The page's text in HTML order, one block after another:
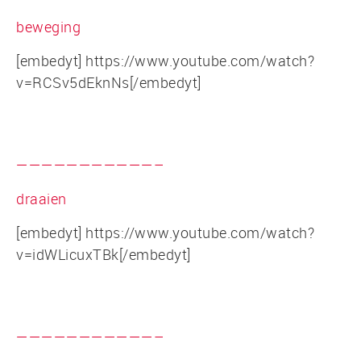
beweging
[embedyt] https://www.youtube.com/watch?
v=RCSv5dEknNs[/embedyt]
———————————–
draaien
[embedyt] https://www.youtube.com/watch?
v=idWLicuxTBk[/embedyt]
———————————–